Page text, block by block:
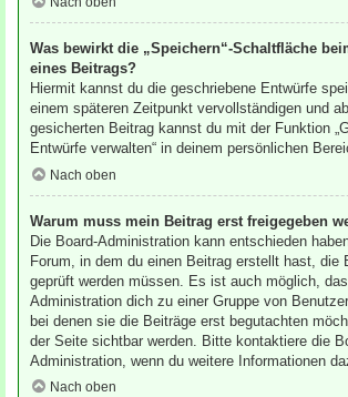
Was bewirkt die „Speichern“-Schaltfläche
eines Beitrags?
Hiermit kannst du die geschriebene Entwürfe
einem späteren Zeitpunkt vervollständigen und
gesicherten Beitrag kannst du mit der Funktion
Entwürfe verwalten“ in deinem persönlichen
Nach oben
Warum muss mein Beitrag erst freigegeben
Die Board-Administration kann entschieden
Forum, in dem du einen Beitrag erstellt hast, die
geprüft werden müssen. Es ist auch möglich,
Administration dich zu einer Gruppe von
bei denen sie die Beiträge erst begutachten
der Seite sichtbar werden. Bitte kontaktiere die
Administration, wenn du weitere Informationen
Nach oben